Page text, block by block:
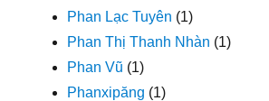
Phan Lạc Tuyên (1)
Phan Thị Thanh Nhàn (1)
Phan Vũ (1)
Phanxipăng (1)